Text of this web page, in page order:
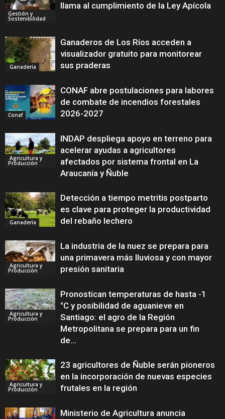
Gestión y
Sostenibilidad
llama al cumplimiento de la Ley Apícola
Ganadería
Ganaderos de Los Ríos acceden a
visualizador gratuito para monitorear
sus praderas
Conaf
CONAF abre postulaciones para labores
de combate de incendios forestales
2026-2027
Agricultura y
Producción
INDAP despliega apoyo en terreno para
acelerar ayudas a agricultores
afectados por sistema frontal en La
Araucanía y Ñuble
Ganadería
Detección a tiempo metritis postparto
es clave para proteger la productividad
del rebaño lechero
Agricultura y
Producción
La industria de la nuez se prepara para
una primavera más lluviosa y con mayor
presión sanitaria
Agricultura y
Producción
Pronostican temperaturas de hasta -1
°C y posibilidad de aguanieve en
Santiago: el agro de la Región
Metropolitana se prepara para un fin
de...
Agricultura y
Producción
23 agricultores de Ñuble serán pioneros
en la incorporación de nuevas especies
frutales en la región
Ministerio de Agricultura anuncia